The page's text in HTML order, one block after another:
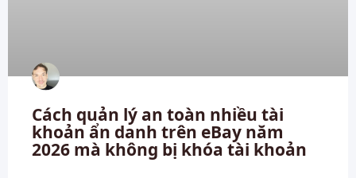
Cách quản lý an toàn nhiều tài
khoản ẩn danh trên eBay năm
2026 mà không bị khóa tài khoản